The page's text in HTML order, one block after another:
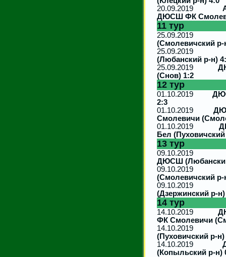
20.09.2019
ДЮСШ ФК
11 тур
(Смолевичский
(Любанский р-н)
25.09.2019
(Снов) 1:2
12 тур
01.10.2019
2:3
01.10.2019
Смолевичи
01.10.2019
Бел
13 тур
ДЮСШ
(Смолевичский
(Дзержинский р-н)
14 тур
14.10.2019
ФК Смолевичи
(Пуховичский р-н)
14.10.2019
(Копыльский р-н)